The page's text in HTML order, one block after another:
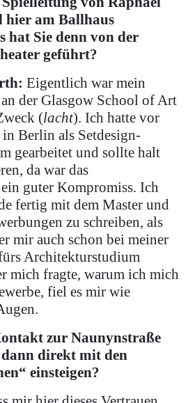
hier am Ballhaus
hat Sie denn von der
geführt?
Eigentlich war mein
der Glasgow School of Art
(lacht). Ich hatte vor
Berlin als Setdesign-
gearbeitet und sollte halt
da war das
guter Kompromiss. Ich
fertig mit dem Master und
zu schreiben, als
mir auch schon bei meiner
Architekturstudium
mich fragte, warum ich mich
fiel es mir wie
zur Naunynstraße
direkt mit den
einsteigen?